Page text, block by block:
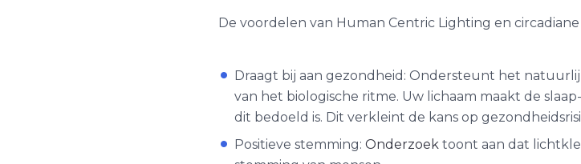
De voordelen van Human Centric Lighting en
Draagt bij aan gezondheid: Ondersteunt het
van het biologische ritme. Uw lichaam maakt de
dit bedoeld is. Dit verkleint de kans op
Positieve stemming: Onderzoek toont aan dat